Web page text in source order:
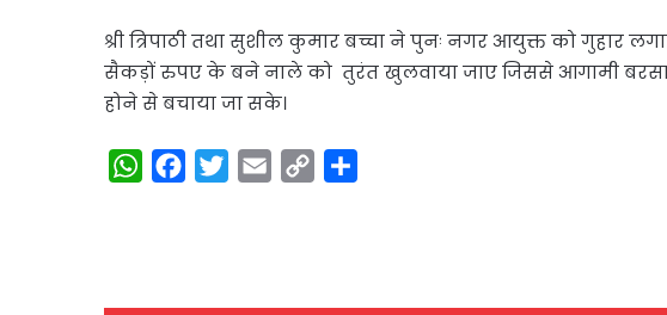
श्री त्रिपाठी तथा सुशील कुमार बच्चा ने पुनः नगर आयुक्त को गुहार
सैकड़ों रुपए के बने नाले को तुरंत खुलवाया जाए जिससे आगामी
होने से बचाया जा सके।
W